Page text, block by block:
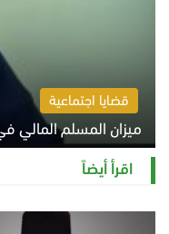
قضايا اجتماعية
ميزان المسلم المالي
السبت 8 أغسطس 2026 11:21 ص
اقرأ أيضاً